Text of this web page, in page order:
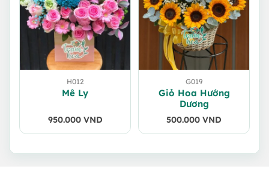
H012
Mê Ly
950.000 VND
G019
Giỏ Hoa Hướng
Dương
500.000 VND